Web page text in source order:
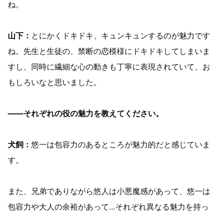
ね。
山下： とにかくドキドキ、キュンキュンするのが魅力です
ね。先生と生徒の、禁断の恋模様にドキドキしてしまいま
すし、同時に繊細な心の動きも丁寧に表現されていて、お
もしろいなと思いました。
――それぞれの役の魅力を教えてください。
犬飼： 悠一は包容力のあるところが魅力的だと感じていま
す。
また、兄弟でありながら悠⼈は小悪魔感があって、悠一は
包容力や大人の余裕があって…それぞれ異なる魅力を持っ